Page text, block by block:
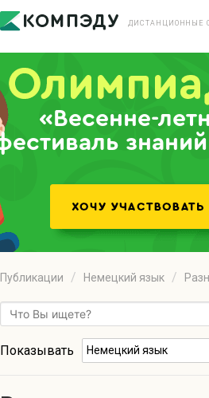
ДИСТАНЦИОННЫЕ
«Весенне-
Публикации Немецкий язык
Показывать Немецкий язык